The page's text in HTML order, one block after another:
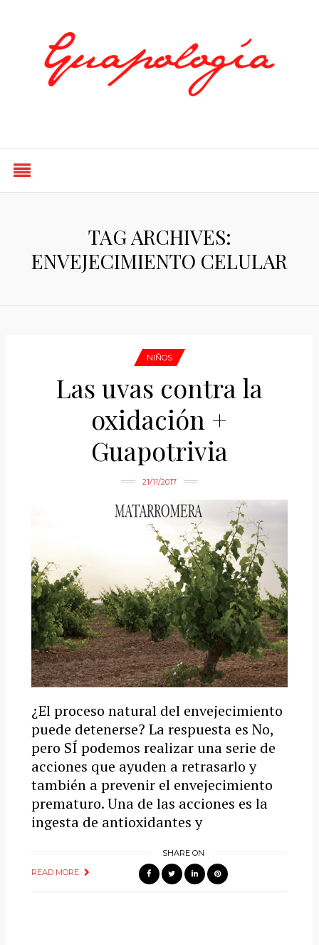
TAG ARCHIVES:
ENVEJECIMIENTO CELULAR
NIÑOS
Las uvas contra la
oxidación +
Guapotrivia
21/11/2017
¿El proceso natural del envejecimiento
puede detenerse? La respuesta es No,
pero SÍ podemos realizar una serie de
acciones que ayuden a retrasarlo y
también a prevenir el envejecimiento
prematuro. Una de las acciones es la
ingesta de antioxidantes y
READ MORE
SHARE ON